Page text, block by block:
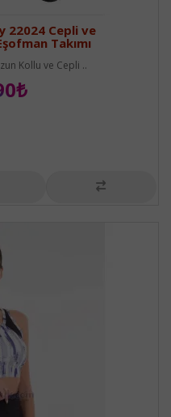
22024 Cepli ve
Takımı
Kollu ve Cepli ..